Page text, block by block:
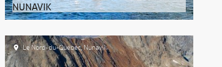
NUNAVIK
Le Nord-du-Québec,Nunavik